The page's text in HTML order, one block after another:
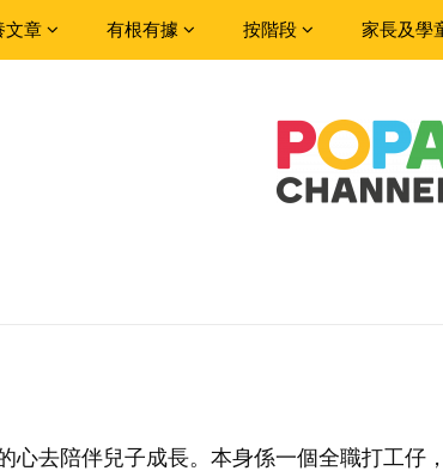
文章 有根有據 按階段 家長及學
心去陪伴兒子成長。本身係一個全職打工仔